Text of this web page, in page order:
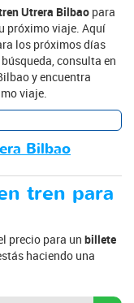
Utrera Bilbao para
próximo viaje. Aquí
los próximos días
consulta en
y encuentra
viaje.
Bilbao
tren para
precio para un billete
haciendo una